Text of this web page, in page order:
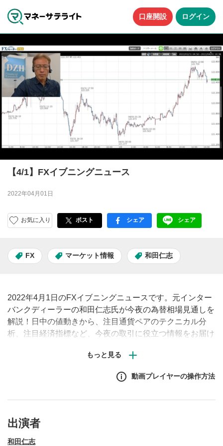
口座開設 ログイン
【4/1】FXイブニングニュース
2022年04月01日
お気に入り ポスト facebook
シェア LINE
シェア
FX マーケット情報 和田仁志
2022年4月1日のFXイブニングニュースです。元インター
バンクディーラーの和田仁志氏が今夜の為替相場見通しを
解説！日中の値動きから、注目通貨ペアのテクニカル分
析、注目経済指標など、今夜の取引に役立つ情報をお届け
動画内で表示されるチャートや経済指標の画面はMATSUI
動画プレイヤーの操作方法
出演者
和田仁志